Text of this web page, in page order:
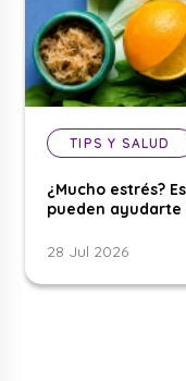
TIPS Y SALUD
¿Mucho estrés?
pueden
28 Jul 2026